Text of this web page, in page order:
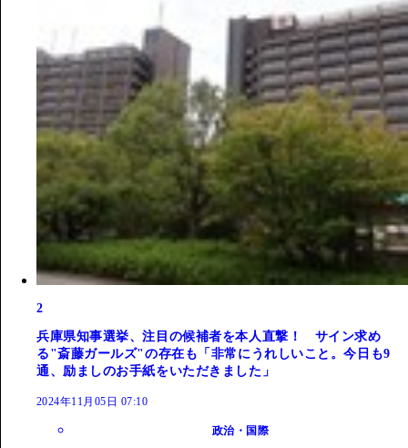
2
兵庫県知事選挙、注目の候補者を本人直撃！ サイン求め
る"斎藤ガールズ"の存在も「非常にうれしいこと。今日も9
通、励ましのお手紙をいただきました」
2024年11月05日 07:10
政治・国際